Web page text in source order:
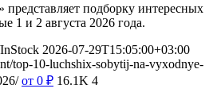
подборку интересных
1 и 2 августа 2026 года.
2026-07-29T15:05:00+03:00
top-10-luchshix-sobytij-na-vyxodnye-
от 0 ₽ 16.1K 4